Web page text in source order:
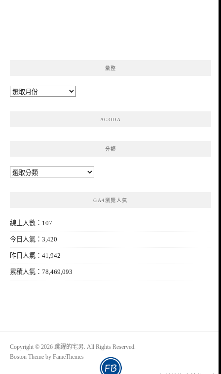
彙整
彙
AGODA
分類
分
GA4瀏覽人氣
線上人數：107
今日人氣：3,420
昨日人氣：41,942
累積人氣：78,469,093
Copyright © 2026 跳躍的宅男. All Rights Reserved.
Boston Theme by FameThemes